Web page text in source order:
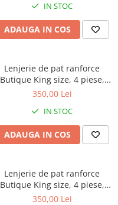
ESTINA V9
IN STOC
ADAUGA IN COS
Lenjerie de pat ranforce
Butique King size, 4 piese,
100% bumbac ranforce, gri
ESTINA V7
350,00 Lei
IN STOC
ADAUGA IN COS
Lenjerie de pat ranforce
Butique King size, 4 piese,
100% bumbac ranforce, alb
350,00 Lei